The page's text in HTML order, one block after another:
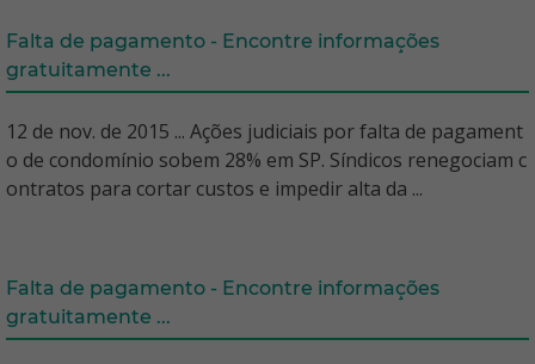
Falta de pagamento - Encontre informações
gratuitamente ...
12 de nov. de 2015 ... Ações judiciais por falta de pagament
o de condomínio sobem 28% em SP. Síndicos renegociam c
ontratos para cortar custos e impedir alta da ...
Falta de pagamento - Encontre informações
gratuitamente ...